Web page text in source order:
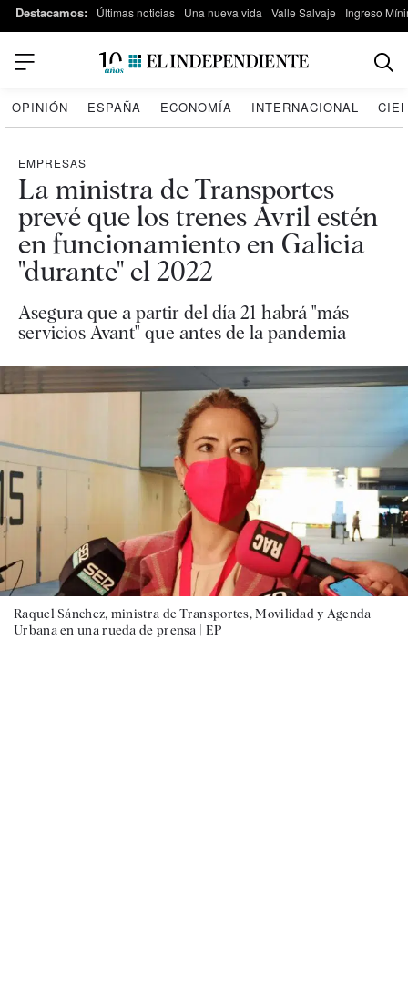
Destacamos: Últimas noticias Una nueva vida Valle Salvaje Ingreso
OPINIÓN ESPAÑA ECONOMÍA INTERNACIONAL
EMPRESAS
La ministra de Transportes
prevé que los trenes Avril estén
en funcionamiento en Galicia
"durante" el 2022
Asegura que a partir del día 21 habrá "más
servicios Avant" que antes de la pandemia
Raquel Sánchez, ministra de Transportes, Movilidad y Agenda
Urbana en una rueda de prensa | EP